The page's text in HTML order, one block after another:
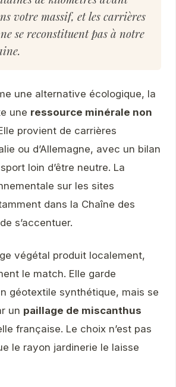
votre massif, et les carrières
se reconstituent pas à notre
une alternative écologique, la
une ressource minérale non
provient de carrières
ou d’Allemagne, avec un bilan
loin d’être neutre. La
sur les sites
dans la Chaîne des
s’accentuer.
végétal produit localement,
le match. Elle garde
géotextile synthétique, mais se
un paillage de miscanthus
française. Le choix n’est pas
le rayon jardinerie le laisse